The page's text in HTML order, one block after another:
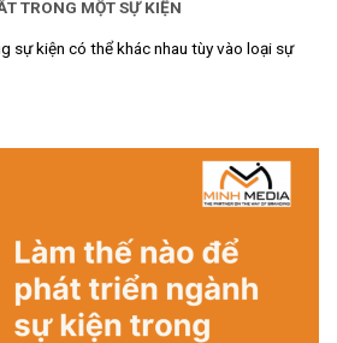
TRONG MỘT SỰ KIỆN
sự kiện có thể khác nhau tùy vào loại sự